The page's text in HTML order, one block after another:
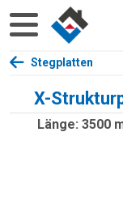
Stegplatten
X-
Länge: 3500